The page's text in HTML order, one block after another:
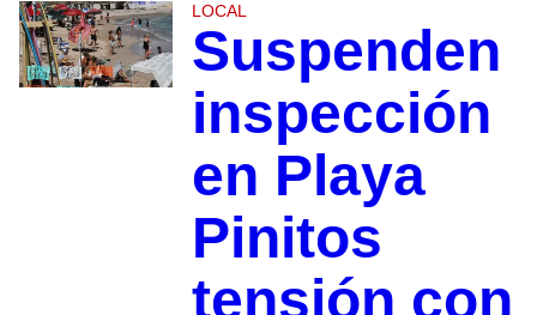
LOCAL
Suspenden
inspección
en Playa
Pinitos
tensión con